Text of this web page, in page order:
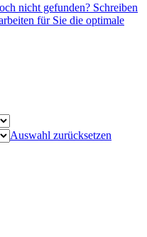
nicht gefunden? Schreiben
für Sie die optimale
Auswahl zurücksetzen